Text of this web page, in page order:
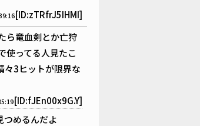
[ID:zTRfrJ5IHMI]
ら竜血剣とか亡狩
使ってる人見たこ
3ヒットが限界な
[ID:fJEn00x9G.Y]
つめるんだよ